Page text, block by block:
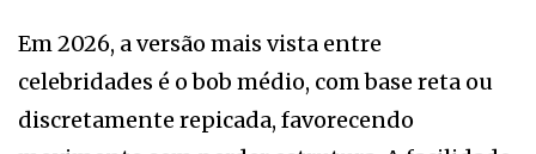
Em 2026, a versão mais vista entre
celebridades é o bob médio, com base reta ou
discretamente repicada, favorecendo